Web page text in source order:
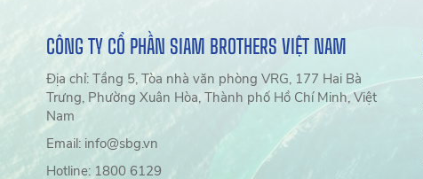
CÔNG TY CỔ PHẦN SIAM BROTHERS VIỆT NAM
Địa chỉ: Tầng 5, Tòa nhà văn phòng VRG, 177 Hai Bà
Trưng, Phường Xuân Hòa, Thành phố Hồ Chí Minh, Việt
Nam
Email: info@sbg.vn
Hotline: 1800 6129